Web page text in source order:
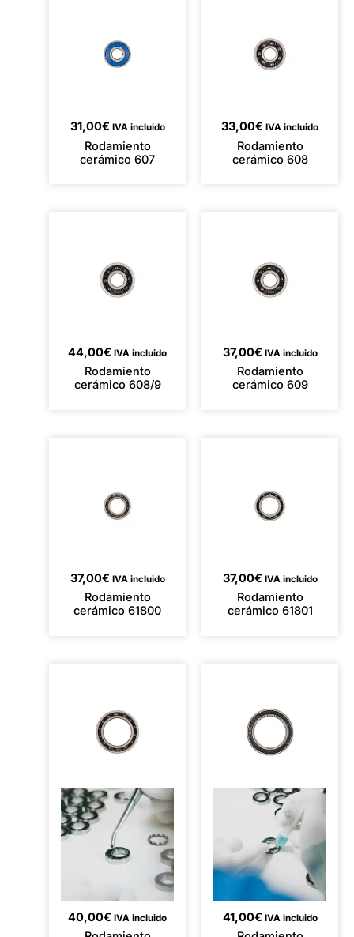
31,00€ IVA incluido
Rodamiento
cerámico 607
33,00€ IVA incluido
Rodamiento
cerámico 608
44,00€ IVA incluido
Rodamiento
cerámico 608/9
37,00€ IVA incluido
Rodamiento
cerámico 609
37,00€ IVA incluido
Rodamiento
cerámico 61800
37,00€ IVA incluido
Rodamiento
cerámico 61801
40,00€ IVA incluido 41,00€ IVA incluido